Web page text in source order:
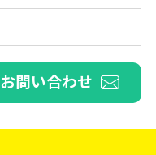
お問い合わせ